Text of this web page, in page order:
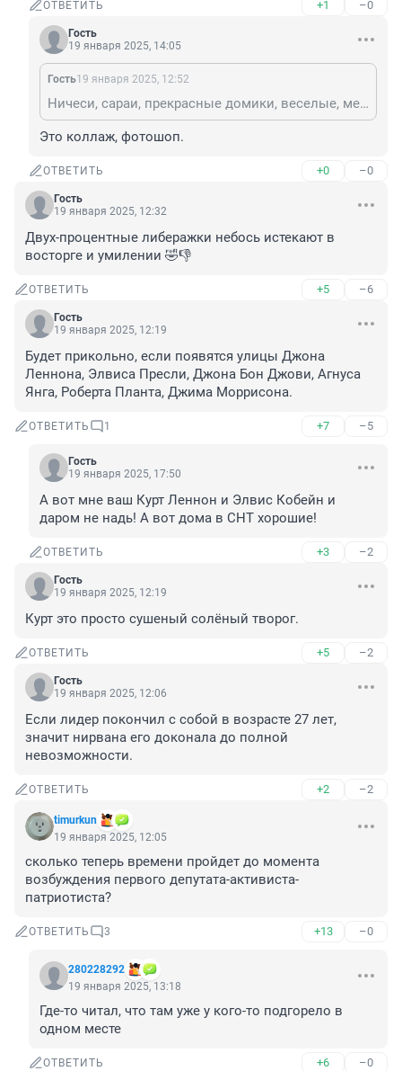
ОТВЕТИТЬ +1 –0
Гость
19 января 2025, 14:05
Гость19 января 2025, 12:52
Ничеси, сараи, прекрасные домики, веселые, между прочим, капитальные
Это коллаж, фотошоп.
ОТВЕТИТЬ +0 –0
Гость
19 января 2025, 12:32
Двух-процентные либеражки небось истекают в
восторге и умилении 🤣👎
ОТВЕТИТЬ +5 –6
Гость
19 января 2025, 12:19
Будет прикольно, если появятся улицы Джона
Леннона, Элвиса Пресли, Джона Бон Джови, Агнуса
Янга, Роберта Планта, Джима Моррисона.
ОТВЕТИТЬ 1 +7 –5
Гость
19 января 2025, 17:50
А вот мне ваш Курт Леннон и Элвис Кобейн и
даром не надь! А вот дома в СНТ хорошие!
ОТВЕТИТЬ +3 –2
Гость
19 января 2025, 12:19
Курт это просто сушеный солёный творог.
ОТВЕТИТЬ +5 –2
Гость
19 января 2025, 12:06
Если лидер покончил с собой в возрасте 27 лет,
значит нирвана его доконала до полной
невозможности.
ОТВЕТИТЬ +2 –2
timurkun
19 января 2025, 12:05
сколько теперь времени пройдет до момента
возбуждения первого депутата-активиста-
патриотиста?
ОТВЕТИТЬ 3 +13 –0
280228292
19 января 2025, 13:18
Где-то читал, что там уже у кого-то подгорело в
одном месте
ОТВЕТИТЬ +6 –0